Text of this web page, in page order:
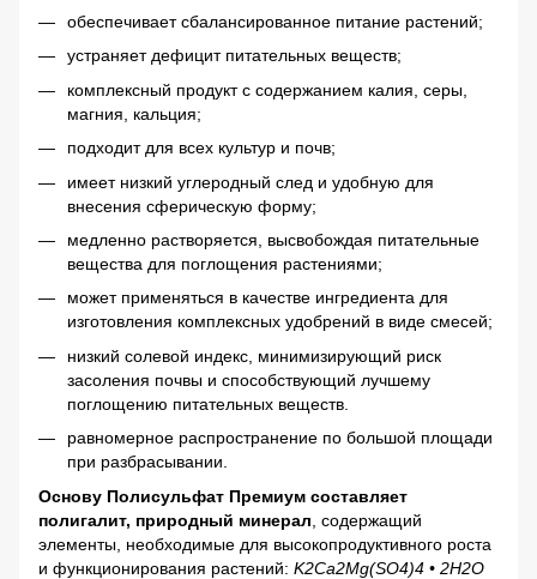
обеспечивает сбалансированное питание растений;
устраняет дефицит питательных веществ;
комплексный продукт с содержанием калия, серы,
магния, кальция;
подходит для всех культур и почв;
имеет низкий углеродный след и удобную для
внесения сферическую форму;
медленно растворяется, высвобождая питательные
вещества для поглощения растениями;
может применяться в качестве ингредиента для
изготовления комплексных удобрений в виде смесей;
низкий солевой индекс, минимизирующий риск
засоления почвы и способствующий лучшему
поглощению питательных веществ.
равномерное распространение по большой площади
при разбрасывании.
Основу Полисульфат Премиум составляет
полигалит, природный минерал , содержащий
элементы, необходимые для высокопродуктивного роста
и функционирования растений: K2Ca2Mg(SO4)4 • 2H2O